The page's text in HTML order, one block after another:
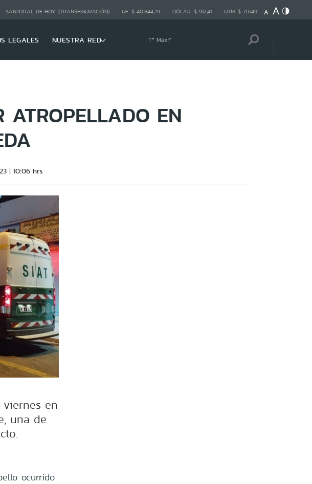
SANTORAL DE HOY: (TRANSFIGURACIÓN) UF: $ 40.844,79 DÓLAR: $ 912,41 UTM: $ 71.649
LEGALES NUESTRA RED Tª Máx:º
ATROPELLADO EN
10:06 hrs
en
una de
ocurrido